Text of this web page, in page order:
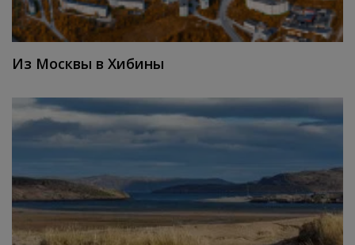
Из Москвы в Хибины